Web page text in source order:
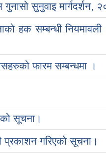
गुनासो सुनुवाइ मार्गदर्शन,
हक सम्बन्धी नियमावली
फारम सम्बन्धमा ।
सूचना।
प्रकाशन गरिएको सूचना।